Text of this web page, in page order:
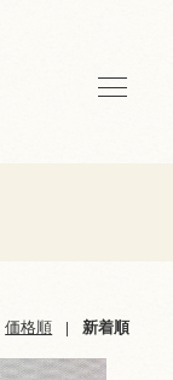
価格順 | 新着順